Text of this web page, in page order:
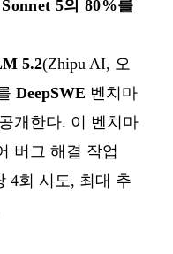
5의 80%를
5.2(Zhipu AI, 오
DeepSWE 벤치마
개한다. 이 벤치마
버그 해결 작업
4회 시도, 최대 추